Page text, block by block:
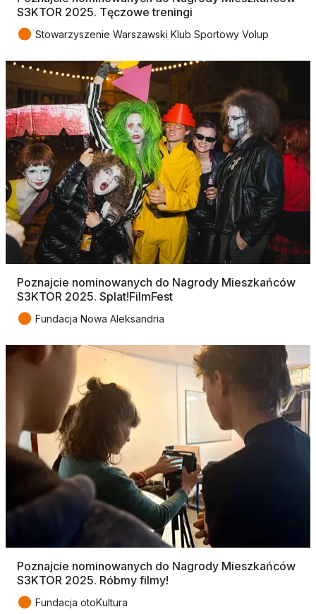
S3KTOR 2025. Tęczowe treningi
● Stowarzyszenie Warszawski Klub Sportowy Volup
Poznajcie nominowanych do Nagrody Mieszkańców
S3KTOR 2025. Splat!FilmFest
● Fundacja Nowa Aleksandria
Poznajcie nominowanych do Nagrody Mieszkańców
S3KTOR 2025. Róbmy filmy!
● Fundacja otoKultura